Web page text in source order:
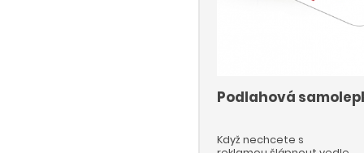
Podlahová
Když nechcete s